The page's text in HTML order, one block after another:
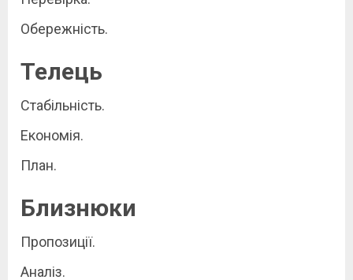
Обережність.
Телець
Стабільність.
Економія.
План.
Близнюки
Пропозиції.
Аналіз.